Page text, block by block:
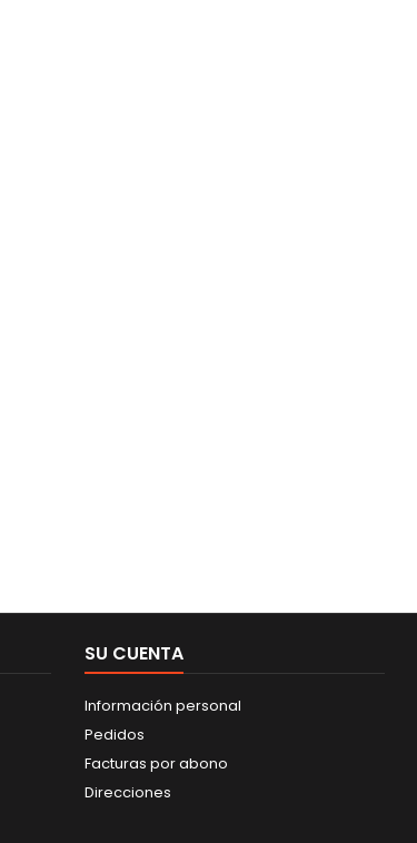
SU CUENTA
Información personal
Pedidos
Facturas por abono
Direcciones